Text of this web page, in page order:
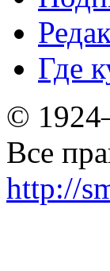
Где
©
Все
http://